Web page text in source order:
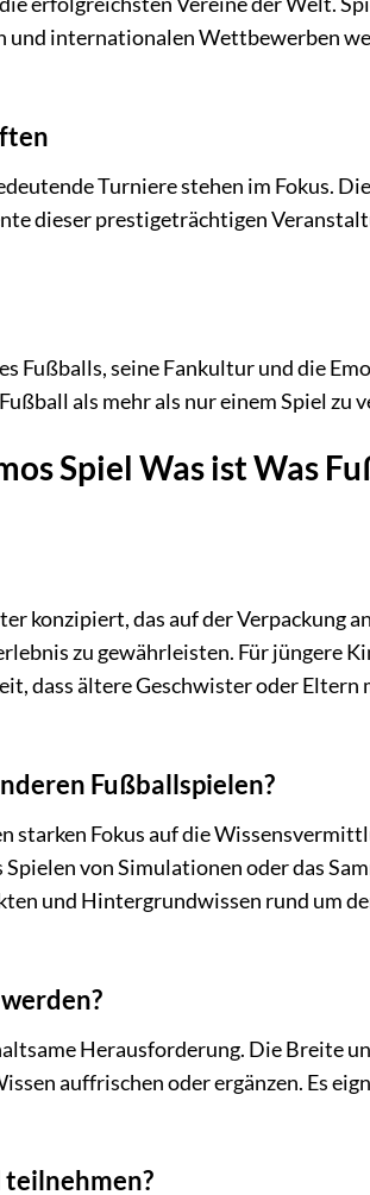
und internationalen Wettbewerben
Turniere stehen im Fokus.
dieser prestigeträchtigen
Fußballs, seine Fankultur und die
als mehr als nur einem Spiel zu
Spiel Was ist Was
konzipiert, das auf der Verpackung
zu gewährleisten. Für jüngere
dass ältere Geschwister oder Eltern
Fußballspielen?
starken Fokus auf die
von Simulationen oder das
und Hintergrundwissen rund um
Herausforderung. Die Breite
auffrischen oder ergänzen. Es
teilnehmen?